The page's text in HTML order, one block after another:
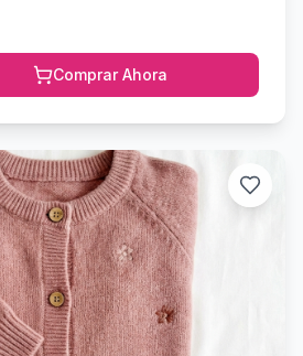
Comprar Ahora